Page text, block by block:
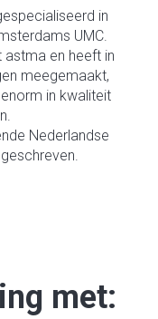
in
UMC.
astma en heeft in
meegemaakt,
in kwaliteit
Nederlandse
met: